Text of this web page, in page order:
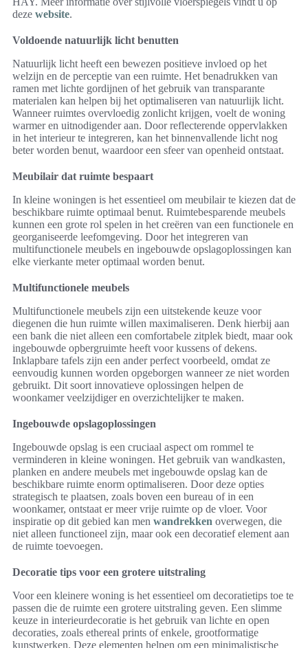
deze website.
Voldoende natuurlijk licht benutten
Natuurlijk licht heeft een bewezen positieve invloed op het
welzijn en de perceptie van een ruimte. Het benadrukken van
ramen met lichte gordijnen of het gebruik van transparante
materialen kan helpen bij het optimaliseren van natuurlijk licht.
Wanneer ruimtes overvloedig zonlicht krijgen, voelt de woning
warmer en uitnodigender aan. Door reflecterende oppervlakken
in het interieur te integreren, kan het binnenvallende licht nog
beter worden benut, waardoor een sfeer van openheid ontstaat.
Meubilair dat ruimte bespaart
In kleine woningen is het essentieel om meubilair te kiezen dat de
beschikbare ruimte optimaal benut. Ruimtebesparende meubels
kunnen een grote rol spelen in het creëren van een functionele en
georganiseerde leefomgeving. Door het integreren van
multifunctionele meubels en ingebouwde opslagoplossingen kan
elke vierkante meter optimaal worden benut.
Multifunctionele meubels
Multifunctionele meubels zijn een uitstekende keuze voor
diegenen die hun ruimte willen maximaliseren. Denk hierbij aan
een bank die niet alleen een comfortabele zitplek biedt, maar ook
ingebouwde opbergruimte heeft voor kussens of dekens.
Inklapbare tafels zijn een ander perfect voorbeeld, omdat ze
eenvoudig kunnen worden opgeborgen wanneer ze niet worden
gebruikt. Dit soort innovatieve oplossingen helpen de
woonkamer veelzijdiger en overzichtelijker te maken.
Ingebouwde opslagoplossingen
Ingebouwde opslag is een cruciaal aspect om rommel te
verminderen in kleine woningen. Het gebruik van wandkasten,
planken en andere meubels met ingebouwde opslag kan de
beschikbare ruimte enorm optimaliseren. Door deze opties
strategisch te plaatsen, zoals boven een bureau of in een
woonkamer, ontstaat er meer vrije ruimte op de vloer. Voor
inspiratie op dit gebied kan men wandrekken overwegen, die
niet alleen functioneel zijn, maar ook een decoratief element aan
de ruimte toevoegen.
Decoratie tips voor een grotere uitstraling
Voor een kleinere woning is het essentieel om decoratietips toe te
passen die de ruimte een grotere uitstraling geven. Een slimme
keuze in interieurdecoratie is het gebruik van lichte en open
decoraties, zoals ethereal prints of enkele, grootformatige
kunstwerken. Deze elementen helpen om een minimalistische